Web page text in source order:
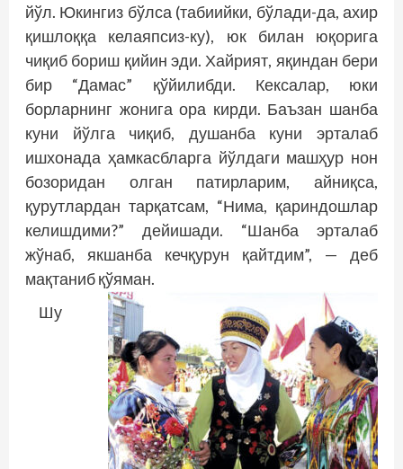
йўл. Юкингиз бўлса (табиийки, бўлади-да, ахир
қиш­лоққа келаяпсиз-ку), юк билан юқорига
чиқиб бориш қийин эди. Хайрият, яқиндан бери
бир “Дамас” қўйилибди. Кексалар, юки
борларнинг жонига ора кирди. Баъзан шанба
куни йўлга чиқиб, душанба куни эрталаб
ишхонада ҳамкасбларга йўлдаги машҳур нон
бозоридан олган патирларим, айниқса,
қурутлардан тарқатсам, “Нима, қариндошлар
келишдими?” де­йишади. “Шанба эрталаб
жўнаб, якшанба кечқурун қайт­дим”, — деб
мақтаниб қўяман.
Шу